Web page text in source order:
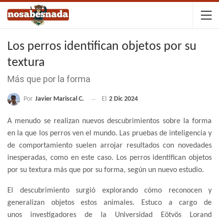
Los perros identifican objetos por su
textura
Más que por la forma
Por Javier Mariscal C. El 2 Dic 2024
A menudo se realizan nuevos descubrimientos sobre la forma
en la que los perros ven el mundo. Las pruebas de inteligencia y
de comportamiento suelen arrojar resultados con novedades
inesperadas, como en este caso. Los perros identifican objetos
por su textura más que por su forma, según un nuevo estudio.
El descubrimiento surgió explorando cómo reconocen y
generalizan objetos estos animales. Estuco a cargo de
unos investigadores de la Universidad Eötvös Lorand